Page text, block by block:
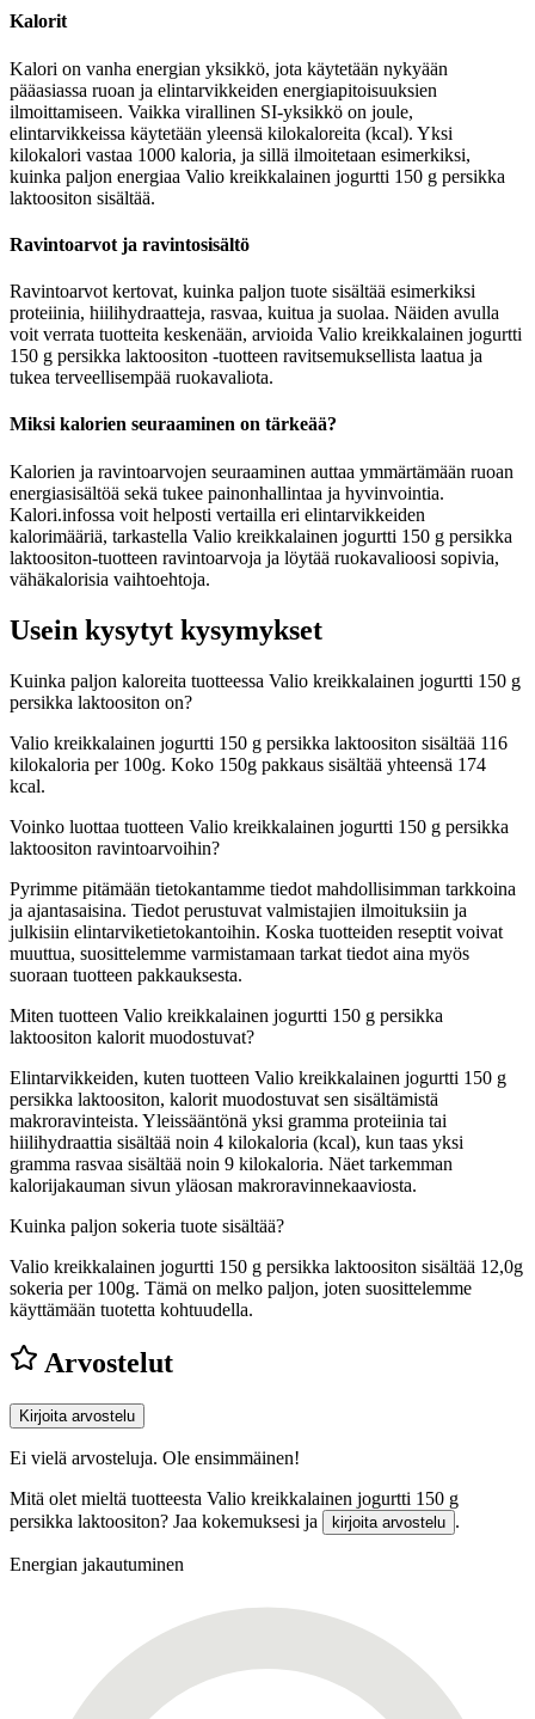
Kalorit
Kalori on vanha energian yksikkö, jota käytetään nykyään
pääasiassa ruoan ja elintarvikkeiden energiapitoisuuksien
ilmoittamiseen. Vaikka virallinen SI-yksikkö on joule,
elintarvikkeissa käytetään yleensä kilokaloreita (kcal). Yksi
kilokalori vastaa 1000 kaloria, ja sillä ilmoitetaan esimerkiksi,
kuinka paljon energiaa Valio kreikkalainen jogurtti 150 g persikka
laktoositon sisältää.
Ravintoarvot ja ravintosisältö
Ravintoarvot kertovat, kuinka paljon tuote sisältää esimerkiksi
proteiinia, hiilihydraatteja, rasvaa, kuitua ja suolaa. Näiden avulla
voit verrata tuotteita keskenään, arvioida Valio kreikkalainen jogurtti
150 g persikka laktoositon -tuotteen ravitsemuksellista laatua ja
tukea terveellisempää ruokavaliota.
Miksi kalorien seuraaminen on tärkeää?
Kalorien ja ravintoarvojen seuraaminen auttaa ymmärtämään ruoan
energiasisältöä sekä tukee painonhallintaa ja hyvinvointia.
Kalori.infossa voit helposti vertailla eri elintarvikkeiden
kalorimääriä, tarkastella Valio kreikkalainen jogurtti 150 g persikka
laktoositon-tuotteen ravintoarvoja ja löytää ruokavalioosi sopivia,
vähäkalorisia vaihtoehtoja.
Usein kysytyt kysymykset
Kuinka paljon kaloreita tuotteessa Valio kreikkalainen jogurtti 150 g
persikka laktoositon on?
Valio kreikkalainen jogurtti 150 g persikka laktoositon sisältää 116
kilokaloria per 100g. Koko 150g pakkaus sisältää yhteensä 174
kcal.
Voinko luottaa tuotteen Valio kreikkalainen jogurtti 150 g persikka
laktoositon ravintoarvoihin?
Pyrimme pitämään tietokantamme tiedot mahdollisimman tarkkoina
ja ajantasaisina. Tiedot perustuvat valmistajien ilmoituksiin ja
julkisiin elintarviketietokantoihin. Koska tuotteiden reseptit voivat
muuttua, suosittelemme varmistamaan tarkat tiedot aina myös
suoraan tuotteen pakkauksesta.
Miten tuotteen Valio kreikkalainen jogurtti 150 g persikka
laktoositon kalorit muodostuvat?
Elintarvikkeiden, kuten tuotteen Valio kreikkalainen jogurtti 150 g
persikka laktoositon, kalorit muodostuvat sen sisältämistä
makroravinteista. Yleissääntönä yksi gramma proteiinia tai
hiilihydraattia sisältää noin 4 kilokaloria (kcal), kun taas yksi
gramma rasvaa sisältää noin 9 kilokaloria. Näet tarkemman
kalorijakauman sivun yläosan makroravinnekaaviosta.
Kuinka paljon sokeria tuote sisältää?
Valio kreikkalainen jogurtti 150 g persikka laktoositon sisältää 12,0g
sokeria per 100g. Tämä on melko paljon, joten suosittelemme
käyttämään tuotetta kohtuudella.
Arvostelut
Kirjoita arvostelu
Ei vielä arvosteluja. Ole ensimmäinen!
Mitä olet mieltä tuotteesta Valio kreikkalainen jogurtti 150 g
persikka laktoositon? Jaa kokemuksesi ja
kirjoita arvostelu .
Energian jakautuminen